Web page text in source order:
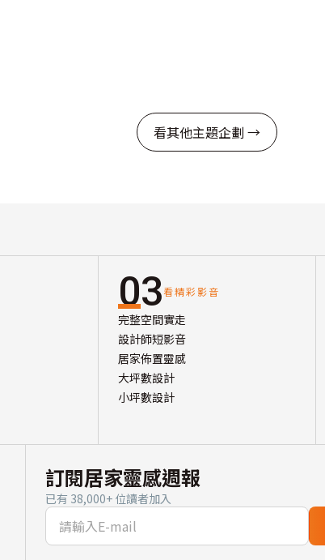
看其他主題企劃 →
03看精彩影音
完整空間實走
設計師短影音
居家佈置靈感
大坪數設計
小坪數設計
訂閱居家靈感週報
已有 38,000+ 位讀者加入